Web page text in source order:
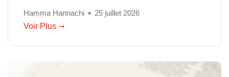
Hamma Hannachi
25 juillet 2026
Voir Plus